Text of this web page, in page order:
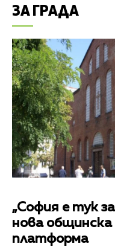
ЗА ГРАДА
„София е тук
нова общинска
платформа